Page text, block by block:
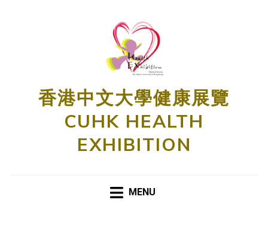
香港中文大學健康展覽
CUHK HEALTH
EXHIBITION
MENU